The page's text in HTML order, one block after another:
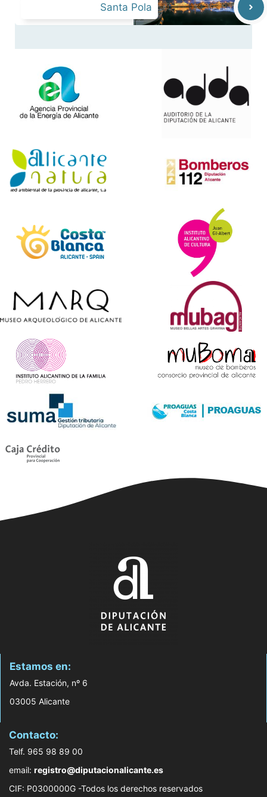
Santa Pola
Estamos en:
Avda. Estación, nº 6
03005 Alicante
Contacto:
Telf. 965 98 89 00
email: registro@diputacionalicante.es
CIF: P0300000G -Todos los derechos reservados